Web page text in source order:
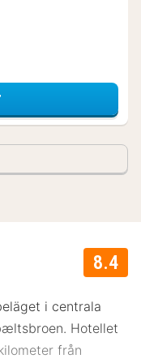
för
8.4
i centrala
Hotellet
från